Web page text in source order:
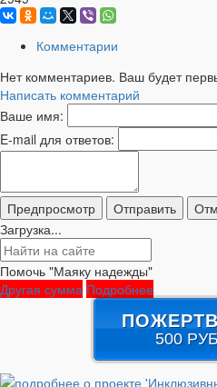
Комментарии
Нет комментариев. Ваш будет
Написать комментарий
Ваше имя:
E-mail для ответов:
Загрузка...
Помочь "Маяку надежды"
Другая сумма Подробнее
500